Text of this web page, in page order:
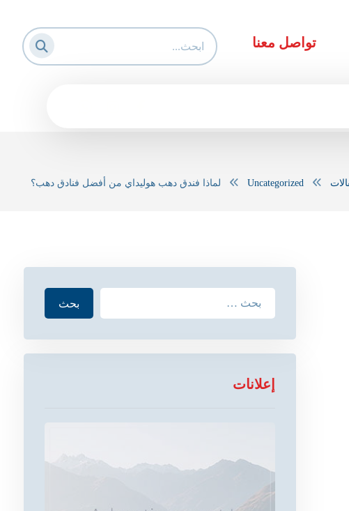
تواصل معنا
Uncategorized لماذا فندق دهب هوليداي من أفضل فنادق دهب؟
إعلانات